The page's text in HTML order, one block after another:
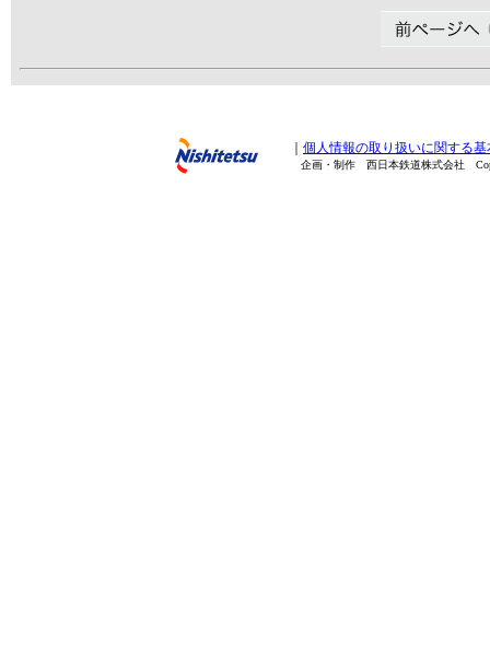
個人情報の取り扱いに関する基
企画・制作 西日本鉄道株式会社